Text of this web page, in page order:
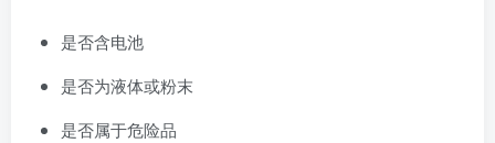
是否含电池
是否为液体或粉末
是否属于危险品